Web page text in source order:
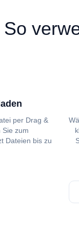
So
per Drag &
Sie zum
Dateien bis zu